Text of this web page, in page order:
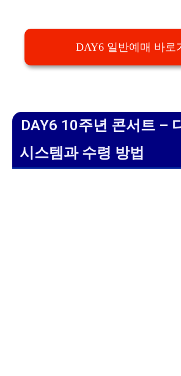
DAY6 일반예매 바로
DAY6 10주년 콘서트 –
시스템과 수령 방법